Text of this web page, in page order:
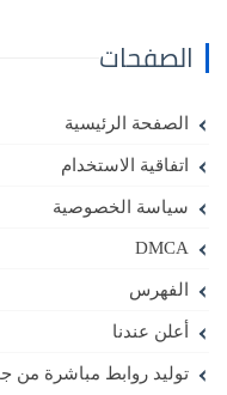
الصفحات
الصفحة الرئيسية
اتفاقية الاستخدام
سياسة الخصوصية
DMCA
الفهرس
أعلن عندنا
توليد روابط مباشرة من